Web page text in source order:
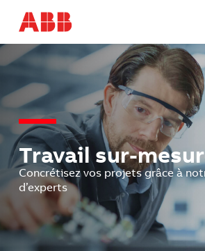
Produits
Travail sur mesure
À propos
Contact
Connexion client
Travail sur-
Concrétisez vos projets grâce à
d’experts